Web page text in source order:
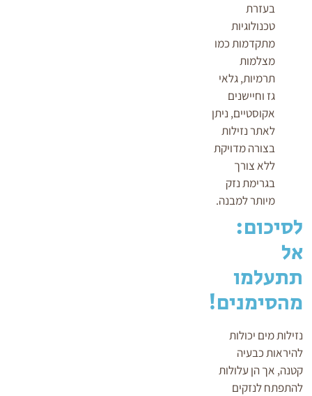
בעזרת
טכנולוגיות
מתקדמות כמו
מצלמות
תרמיות, גלאי
גז וחיישנים
אקוסטיים, ניתן
לאתר נזילות
בצורה מדויקת
ללא צורך
בגרימת נזק
מיותר למבנה.
לסיכום:
אל
תתעלמו
מהסימנים!
נזילות מים יכולות
להיראות כבעיה
קטנה, אך הן עלולות
להתפתח לנזקים